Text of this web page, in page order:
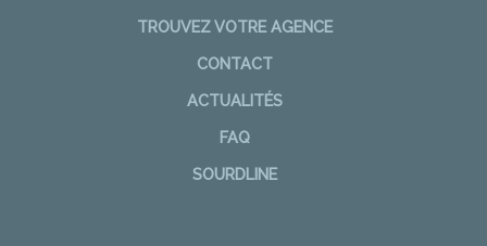
TROUVEZ VOTRE AGENCE
CONTACT
ACTUALITÉS
FAQ
SOURDLINE